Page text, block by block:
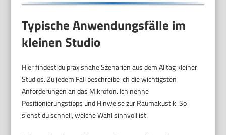
Typische Anwendungsfälle im
kleinen Studio
Hier findest du praxisnahe Szenarien aus dem Alltag kleiner
Studios. Zu jedem Fall beschreibe ich die wichtigsten
Anforderungen an das Mikrofon. Ich nenne
Positionierungstipps und Hinweise zur Raumakustik. So
siehst du schnell, welche Wahl sinnvoll ist.